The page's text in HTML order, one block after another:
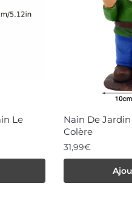
Le
Nain De
Colère
31,99€